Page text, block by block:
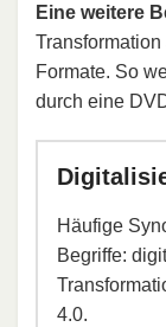
Eine weitere
Formate. So
durch eine
Häufige
Begriffe:
4.0.